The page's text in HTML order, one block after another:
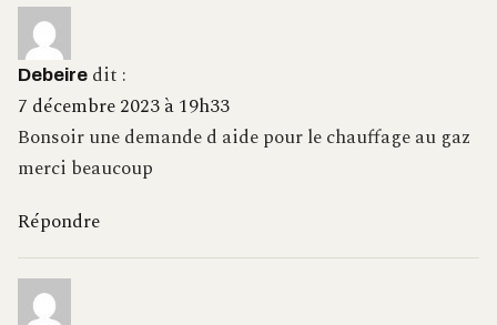
Debeire dit :
7 décembre 2023 à 19h33
Bonsoir une demande d aide pour le chauffage au gaz
merci beaucoup
Répondre